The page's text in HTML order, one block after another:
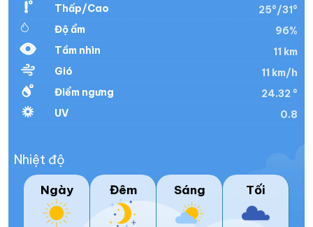
Thấp/Cao
25°/31°
Độ ẩm
96%
Tầm nhìn
11 km
Gió
11 km/h
Điểm ngưng
24.32 °
UV
0.8
Nhiệt độ
Ngày Đêm Sáng Tối